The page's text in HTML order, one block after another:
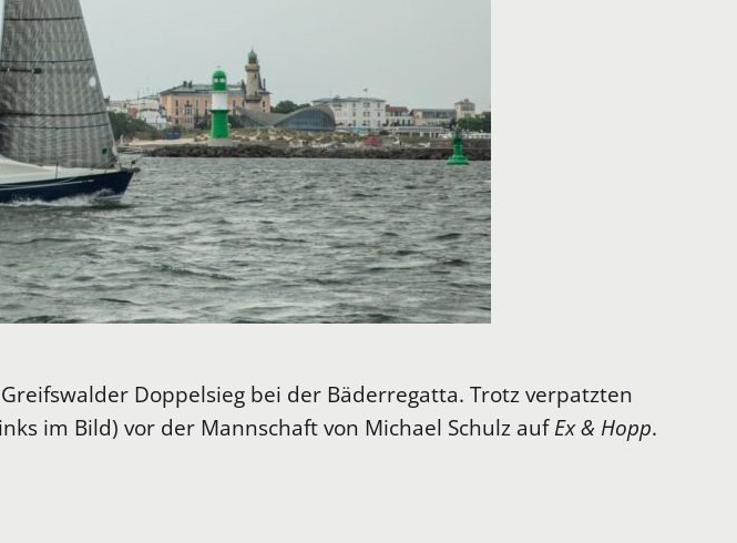
Doppelsieg bei der Bäderregatta. Trotz verpatzten
im Bild) vor der Mannschaft von Michael Schulz aufEx & Hopp.